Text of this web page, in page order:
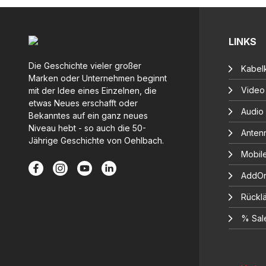
Die Geschichte vieler großer
Marken oder Unternehmen beginnt
mit der Idee eines Einzelnen, die
etwas Neues erschafft oder
Bekanntes auf ein ganz neues
Niveau hebt - so auch die 50-
Jährige Geschichte von Oehlbach.
LINKS
Video
Audio
%